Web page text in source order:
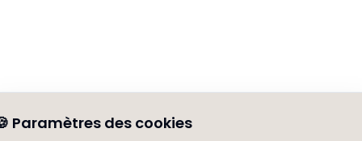
Paramètres des cookies